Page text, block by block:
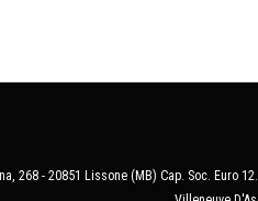
268 - 20851 Lissone (MB) Cap. Soc. Euro